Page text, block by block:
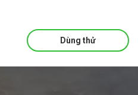
Dùng thử